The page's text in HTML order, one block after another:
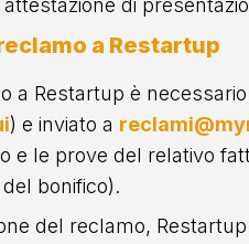
di
a Restartup
a Restartup è
) e inviato a
e le prove del relativo
bonifico).
del reclamo,